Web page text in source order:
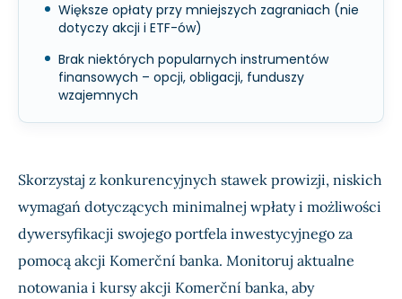
Większe opłaty przy mniejszych zagraniach (nie
dotyczy akcji i ETF-ów)
Brak niektórych popularnych instrumentów
finansowych – opcji, obligacji, funduszy
wzajemnych
Skorzystaj z konkurencyjnych stawek prowizji, niskich
wymagań dotyczących minimalnej wpłaty i możliwości
dywersyfikacji swojego portfela inwestycyjnego za
pomocą akcji Komerční banka. Monitoruj aktualne
notowania i kursy akcji Komerční banka, aby